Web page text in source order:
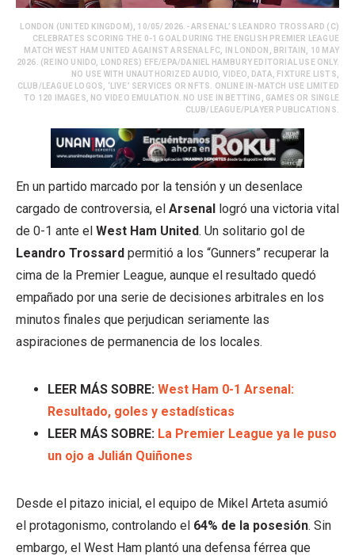
LONDON (UNITED KINGDOM), 10/05/2026.- ARSENAL’S LEANDRO TROSSARD (C)
CELEBRATES SCORING THE 0-1 GOAL DURING THE ENGLISH PREMIER LEAGUE
MATCH WEST HAM UNITED AGAINST ARSENAL FC, IN LONDON, BRITAIN, 10 MAY
2026. (REINO UNIDO, LONDRES) EFE/EPA/DANIEL HAMBURY EDITORIAL USE ONLY.
NO USE WITH UNAUTHORIZED AUDIO, VIDEO, DATA, FIXTURE LISTS,
CLUB/LEAGUE LOGOS, ‘LIVE’ SERVICES OR NFTS. ONLINE IN-MATCH USE LIMITED
TO 120 IMAGES, NO VIDEO EMULATION. NO USE IN BETTING, GAMES OR SINGLE
CLUB/LEAGUE/PLAYER PUBLICATIONS.
En un partido marcado por la tensión y un desenlace
cargado de controversia, el Arsenal logró una victoria vital
de 0-1 ante el West Ham United. Un solitario gol de
Leandro Trossard permitió a los “Gunners” recuperar la
cima de la Premier League, aunque el resultado quedó
empañado por una serie de decisiones arbitrales en los
minutos finales que perjudican seriamente las
aspiraciones de permanencia de los locales.
LEER MÁS SOBRE: West Ham 0-1 Arsenal:
Resultado, goles y estadísticas
LEER MÁS SOBRE: La Premier League ya le puso
un ojo a Julián Quiñones
Desde el pitazo inicial, el equipo de Mikel Arteta asumió
el protagonismo, controlando el 64% de la posesión. Sin
embargo, el West Ham plantó una defensa férrea que